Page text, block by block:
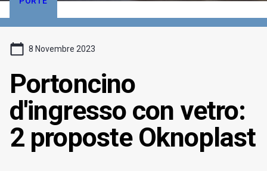
8 Novembre 2023
Portoncino
d'ingresso con vetro:
2 proposte Oknoplast